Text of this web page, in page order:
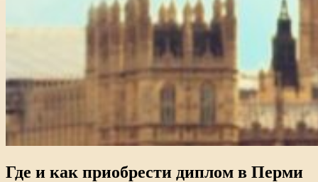
Где и как приобрести диплом в Перми